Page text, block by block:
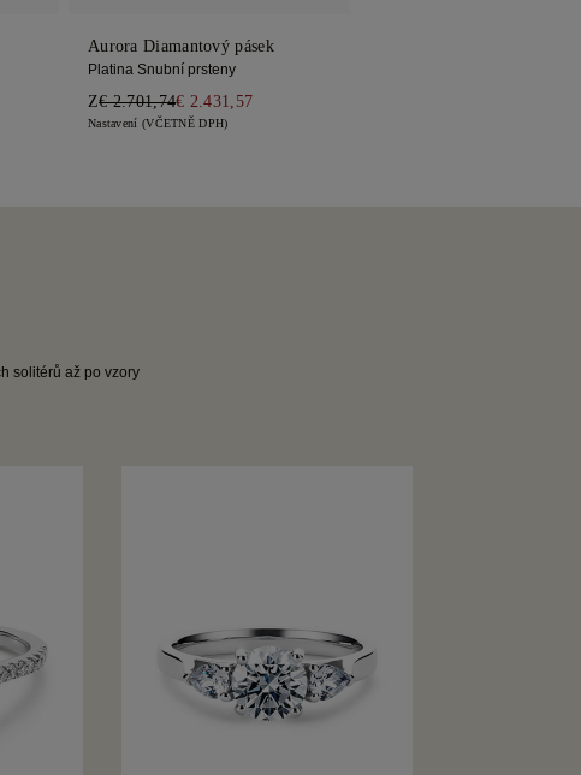
Aurora Diamantový pásek
Platina Snubní prsteny
Z€ 2.701,74€ 2.431,57
Nastavení (VČETNĚ DPH)
solitérů až po vzory